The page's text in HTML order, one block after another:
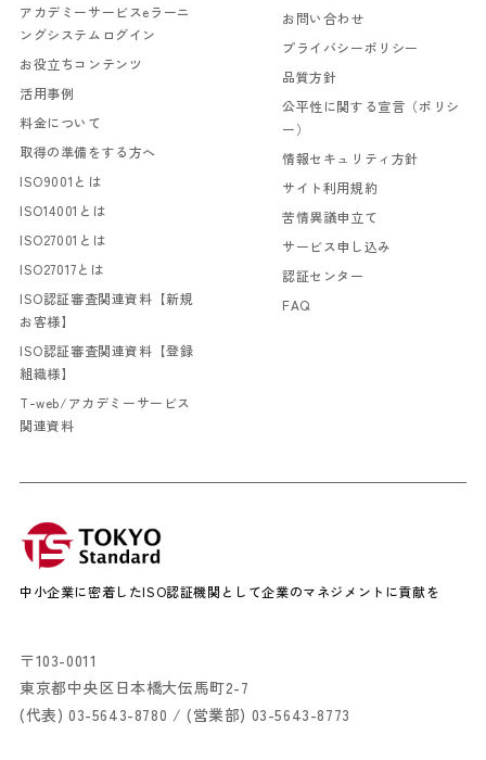
アカデミーサービスeラーニ
ングシステムログイン
お役立ちコンテンツ
活用事例
料金について
取得の準備をする方へ
ISO9001とは
ISO14001とは
ISO27001とは
ISO27017とは
ISO認証審査関連資料【新規
お客様】
ISO認証審査関連資料【登録
組織様】
T-web/アカデミーサービス
関連資料
お問い合わせ
プライバシーポリシー
品質方針
公平性に関する宣言（ポリシ
ー）
情報セキュリティ方針
サイト利用規約
苦情異議申立て
サービス申し込み
認証センター
FAQ
中小企業に密着したISO認証機関として企業のマネジメントに貢献を
〒103-0011
東京都中央区日本橋大伝馬町2-7
(代表) 03-5643-8780 / (営業部) 03-5643-8773